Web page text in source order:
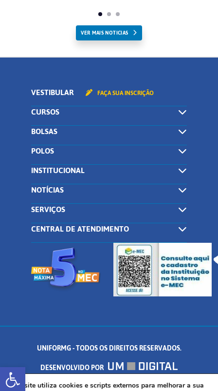
Abrir a barra de ferramentas
VER MAIS NOTICIAS
VESTIBULAR FAÇA SUA INSCRIÇÃO
CURSOS
BOLSAS
POLOS
INSTITUCIONAL
NOTÍCIAS
SERVIÇOS
CENTRAL DE ATENDIMENTO
UNIFORMG - TODOS OS DIREITOS RESERVADOS.
DESENVOLVIDO POR
AV. DR. ARNALDO DE SENNA, 328 - PALMEIRAS, FORMIGA/MG - CEP:
Este site utiliza cookies e scripts externos para melhorar a sua